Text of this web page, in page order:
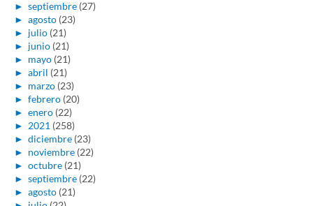
► septiembre (27)
► agosto (23)
► julio (21)
► junio (21)
► mayo (21)
► abril (21)
► marzo (23)
► febrero (20)
► enero (22)
► 2021 (258)
► diciembre (23)
► noviembre (22)
► octubre (21)
► septiembre (22)
► agosto (21)